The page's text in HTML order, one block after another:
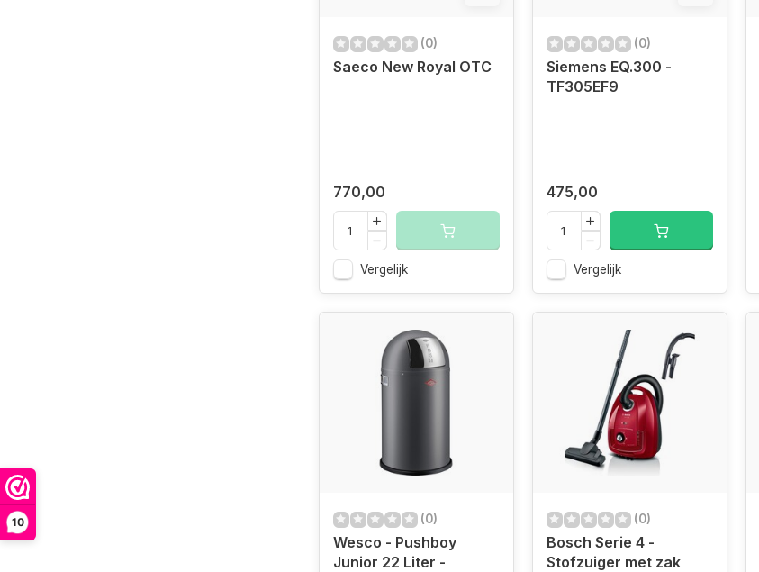
10
(0)
Saeco New Royal OTC
770,00
Vergelijk
(0)
Siemens EQ.300 -
TF305EF9
475,00
Vergelijk
(0)
Wesco - Pushboy
Junior 22 Liter -
(0)
Bosch Serie 4 -
Stofzuiger met zak